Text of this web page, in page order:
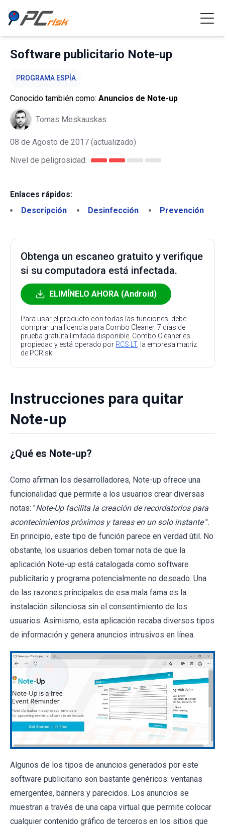
Software publicitario Note-up
PROGRAMA ESPÍA
Conocido también como: Anuncios de Note-up
Tomas Meskauskas
08 de Agosto de 2017 (actualizado)
Nivel de peligrosidad:
Enlaces rápidos:
Descripción
Desinfección Prevención
Obtenga un escaneo gratuito y verifique
si su computadora está infectada.
ELIMÍNELO AHORA (Android)
Para usar el producto con todas las funciones, debe
comprar una licencia para Combo Cleaner. 7 días de
prueba gratuita limitada disponible. Combo Cleaner es
propiedad y está operado por RCS LT, la empresa matriz
de PCRisk.
Instrucciones para quitar
Note-up
¿Qué es Note-up?
Como afirman los desarrolladores, Note-up ofrece una
funcionalidad que permite a los usuarios crear diversas
notas: "Note-Up facilita la creación de recordatorios para
acontecimientos próximos y tareas en un solo instante ".
En principio, este tipo de función parece en verdad útil. No
obstante, los usuarios deben tomar nota de que la
aplicación Note-up está catalogada como software
publicitario y programa potencialmente no deseado. Una
de las razones principales de esa mala fama es la
instalación silenciosa sin el consentimiento de los
usuarios. Asimismo, esta aplicación recaba diversos tipos
de información y genera anuncios intrusivos en línea.
Algunos de los tipos de anuncios generados por este
software publicitario son bastante genéricos: ventanas
emergentes, banners y parecidos. Los anuncios se
muestran a través de una capa virtual que permite colocar
cualquier contenido gráfico de terceros en los sitios que